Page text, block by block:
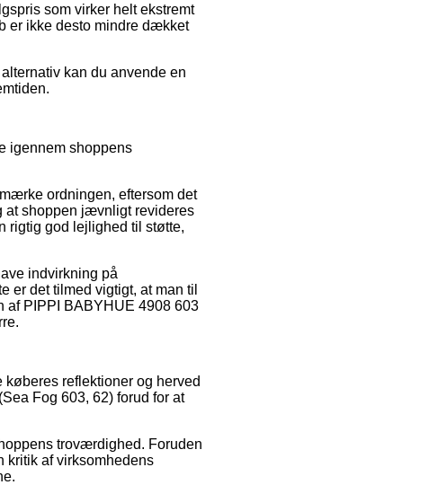
som virker helt ekstremt
er ikke desto mindre dækket
kan du anvende en
igennem shoppens
ordningen, eftersom det
at shoppen jævnligt revideres
rigtig god lejlighed til støtte,
indvirkning på
er det tilmed vigtigt, at man til
af PIPPI BABYHUE 4908 603
reflektioner og herved
Fog 603, 62) forud for at
troværdighed. Foruden
kritik af virksomhedens